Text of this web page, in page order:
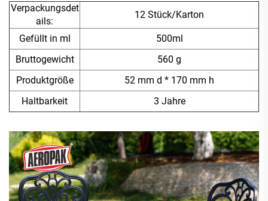
Verpackungsdet
ails:
12 Stück/Karton
Gefüllt in ml
500ml
Bruttogewicht
560 g
Produktgröße
52 mm d * 170 mm h
Haltbarkeit
3 Jahre